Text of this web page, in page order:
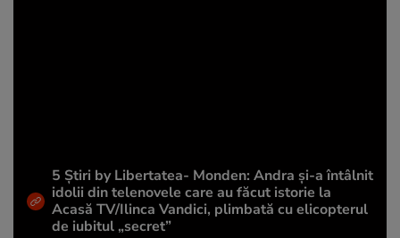
5 Știri by Libertatea- Monden: Andra și-a întâlnit
idolii din telenovele care au făcut istorie la
Acasă TV/Ilinca Vandici, plimbată cu elicopterul
de iubitul „secret”